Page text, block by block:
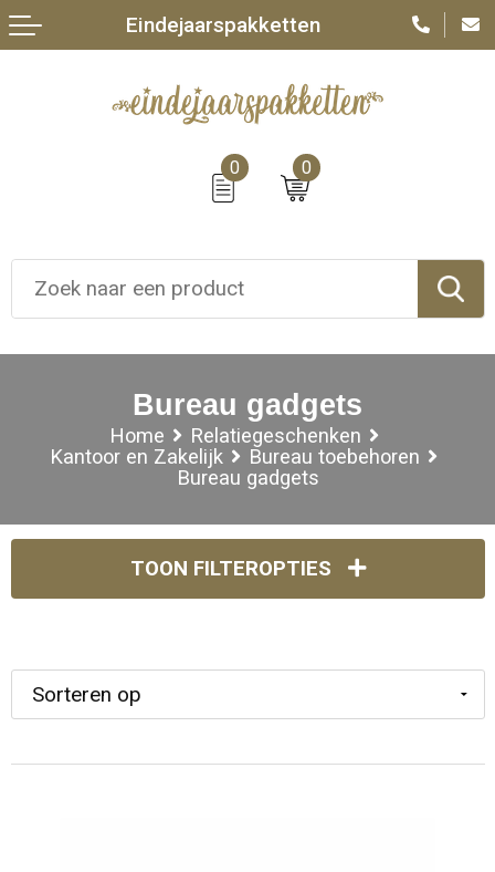
0 0
Eindejaarspakketten
Bureau gadgets
Home
Relatiegeschenken
Kantoor en Zakelijk
Bureau toebehoren
Bureau gadgets
TOON FILTEROPTIES